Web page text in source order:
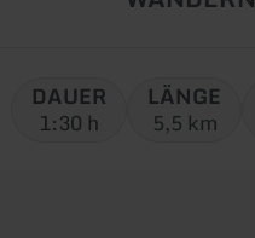
Tour:
DAUER
1:30 h
LÄNGE
5,5 km